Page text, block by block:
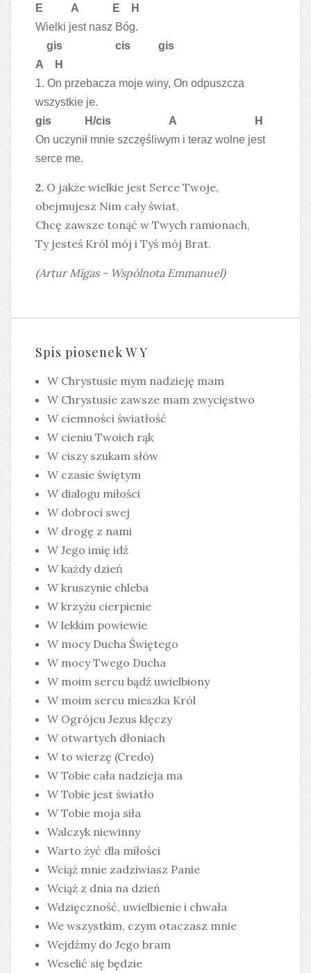
E
A E
H
Wielki jest nasz Bóg.
gis cis
gis
A
H
1. On przebacza moje winy, On odpuszcza
wszystkie je.
gis
H/cis A
H
On uczynił mnie szczęśliwym i teraz wolne jest
serce me.
2. O jakże wielkie jest Serce Twoje,
obejmujesz Nim cały świat,
Chcę zawsze tonąć w Twych ramionach,
Ty jesteś Król mój i Tyś mój Brat.
(Artur Migas - Wspólnota Emmanuel)
Spis piosenek W Y
W Chrystusie mym nadzieję mam
W Chrystusie zawsze mam zwycięstwo
W ciemności światłość
W cieniu Twoich rąk
W ciszy szukam słów
W czasie świętym
W dialogu miłości
W dobroci swej
W drogę z nami
W Jego imię idź
W każdy dzień
W kruszynie chleba
W krzyżu cierpienie
W lekkim powiewie
W mocy Ducha Świętego
W mocy Twego Ducha
W moim sercu bądź uwielbiony
W moim sercu mieszka Król
W Ogrójcu Jezus klęczy
W otwartych dłoniach
W to wierzę (Credo)
W Tobie cała nadzieja ma
W Tobie jest światło
W Tobie moja siła
Walczyk niewinny
Warto żyć dla miłości
Wciąż mnie zadziwiasz Panie
Wciąż z dnia na dzień
Wdzięczność, uwielbienie i chwała
We wszystkim, czym otaczasz mnie
Wejdźmy do Jego bram
Weselić się będzie